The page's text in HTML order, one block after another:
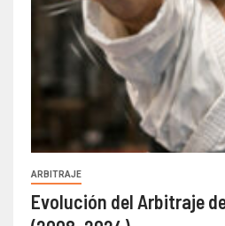
ARBITRAJE
Evolución del Arbitraje